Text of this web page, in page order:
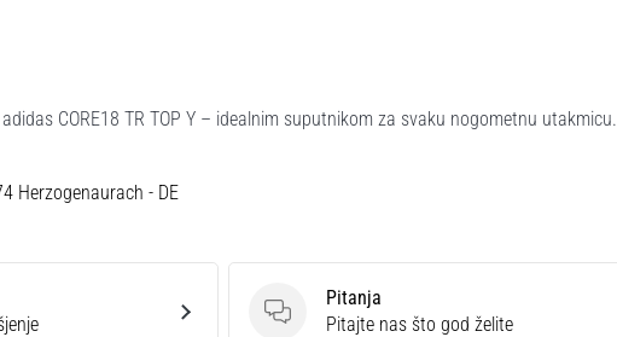
CORE18 TR TOP Y – idealnim suputnikom za svaku nogometnu utakmicu.
Herzogenaurach - DE
Pitanja
Pitanja
Pitajte nas što god želite